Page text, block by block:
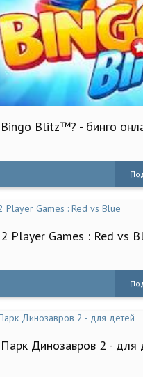
Bingo Blitz™? - бинго
2 Player Games : Red vs
Парк Динозавров 2 - для